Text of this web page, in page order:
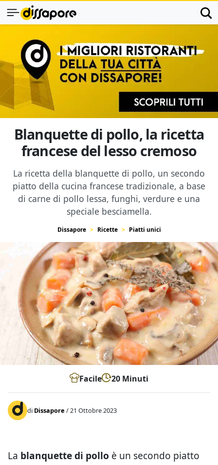
Blanquette di pollo, la ricetta
francese del lesso cremoso
La ricetta della blanquette di pollo, un secondo
piatto della cucina francese tradizionale, a base
di carne di pollo lessa, funghi, verdure e una
speciale besciamella.
Dissapore Ricette Piatti unici
Facile 20 Minuti
di Dissapore / 21 Ottobre 2023
La blanquette di pollo è un secondo piatto